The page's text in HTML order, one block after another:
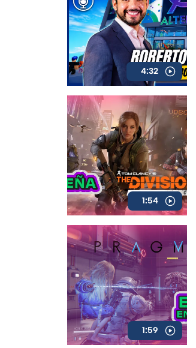
4:32
1:54
1:59